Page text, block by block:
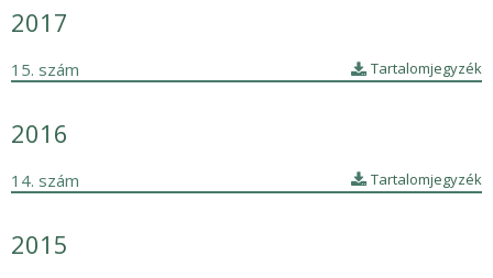
2017
15. szám Tartalomjegyzék
2016
14. szám Tartalomjegyzék
2015